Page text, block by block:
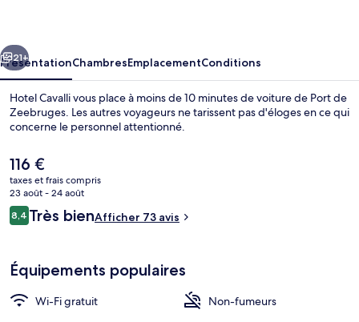
Suivant
21+
PrésentationChambresEmplacementConditions
Hotel Cavalli vous place à moins de 10 minutes de voiture de Port de
Zeebruges. Les autres voyageurs ne tarissent pas d'éloges en ce qui
concerne le personnel attentionné.
Le
prix
actuel
est
de
116 €
taxes et frais compris
23 août - 24 août
Avis
voyageurs
8,48,4 sur 10
Très bienAfficher 73 avis
Équipements populaires
Wi-Fi gratuit
Non-fumeurs